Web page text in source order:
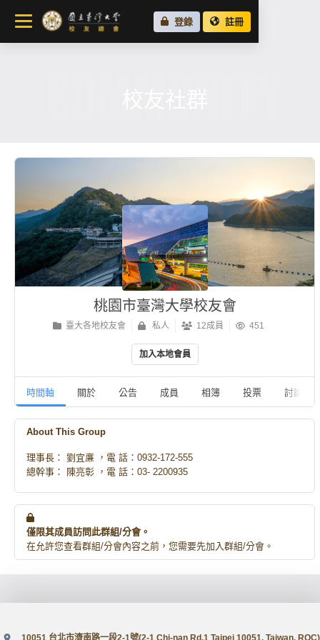
關於總會
最新消息
登錄 註冊
桃園市臺灣大學校友會
臺大各地校友會 私人 12成員 451
加入本地會員
時間軸 關於 公告 成員 相簿 投票 討論
About This Group
理事長： 劉宜亷 ，電 話：0932-172-555
總幹事： 陳亮彰 ，電 話：03- 2200935
僅限其成員訪問此群組/分會。
在允許您查看群組/分會內容之前，您需要先加入群組/分會。
10051 台北市濟南路一段2-1號(2-1 Chi-nan Rd.1 Taipei 10051, Taiwan, ROC)